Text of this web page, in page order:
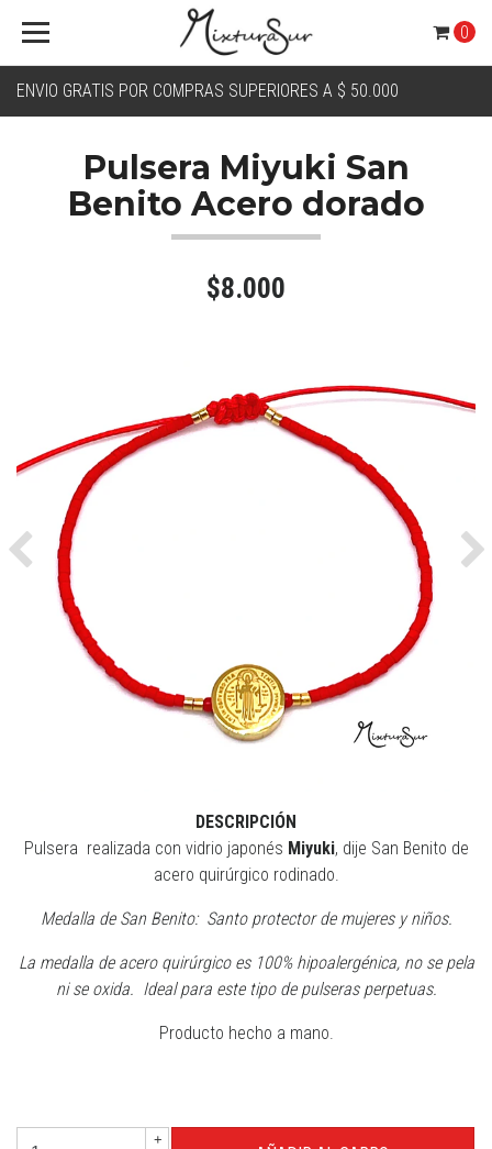
ENVIO GRATIS POR COMPRAS SUPERIORES A $ 50.000
0
Pulsera Miyuki San
Benito Acero dorado
$8.000
Previous
DESCRIPCIÓN
Pulsera realizada con vidrio japonés Miyuki, dije San Benito de
acero quirúrgico rodinado.
Medalla de San Benito: Santo protector de mujeres y niños.
La medalla de acero quirúrgico es 100% hipoalergénica, no se pela
ni se oxida. Ideal para este tipo de pulseras perpetuas.
Producto hecho a mano.
+